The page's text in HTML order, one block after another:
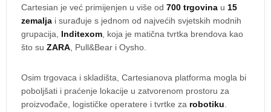
Cartesian je već primijenjen u više od 700 trgovina u 15
zemalja i surađuje s jednom od najvećih svjetskih modnih
grupacija, Inditexom , koja je matična tvrtka brendova kao
što su ZARA , Pull&Bear i Oysho.
Osim trgovaca i skladišta, Cartesianova platforma mogla bi
poboljšati i praćenje lokacije u zatvorenom prostoru za
proizvođače, logističke operatere i tvrtke za robotiku